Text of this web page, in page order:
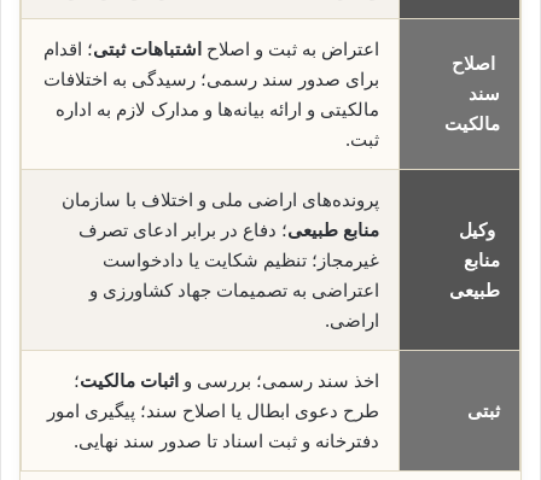
اصلاح
سند
مالکیت
اعتراض به ثبت و اصلاح اشتباهات ثبتی؛ اقدام
برای صدور سند رسمی؛ رسیدگی به اختلافات
مالکیتی و ارائه بیانه‌ها و مدارک لازم به اداره
ثبت.
وکیل
منابع
طبیعی
پرونده‌های اراضی ملی و اختلاف با سازمان
منابع طبیعی؛ دفاع در برابر ادعای تصرف
غیرمجاز؛ تنظیم شکایت یا دادخواست
اعتراضی به تصمیمات جهاد کشاورزی و
اراضی.
ثبتی
اخذ سند رسمی؛ بررسی و اثبات مالکیت؛
طرح دعوی ابطال یا اصلاح سند؛ پیگیری امور
دفترخانه و ثبت اسناد تا صدور سند نهایی.